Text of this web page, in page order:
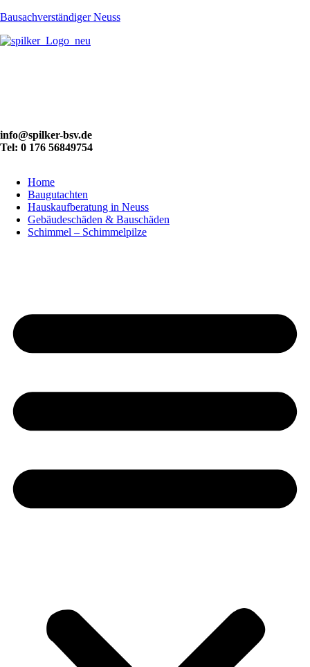
Bausachverständiger Neuss
info@spilker-bsv.de
Tel: 0 176 56849754
Home
Baugutachten
Hauskaufberatung in Neuss
Gebäudeschäden & Bauschäden
Schimmel – Schimmelpilze